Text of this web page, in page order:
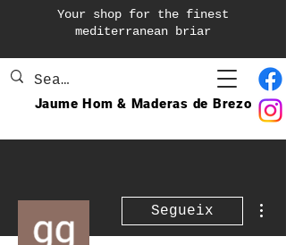
Your shop for the finest
mediterranean briar
Jaume Hom & Maderas de Brezo
Segueix